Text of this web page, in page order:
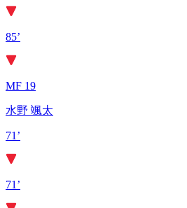
85’
MF 19
水野 颯太
71’
71’